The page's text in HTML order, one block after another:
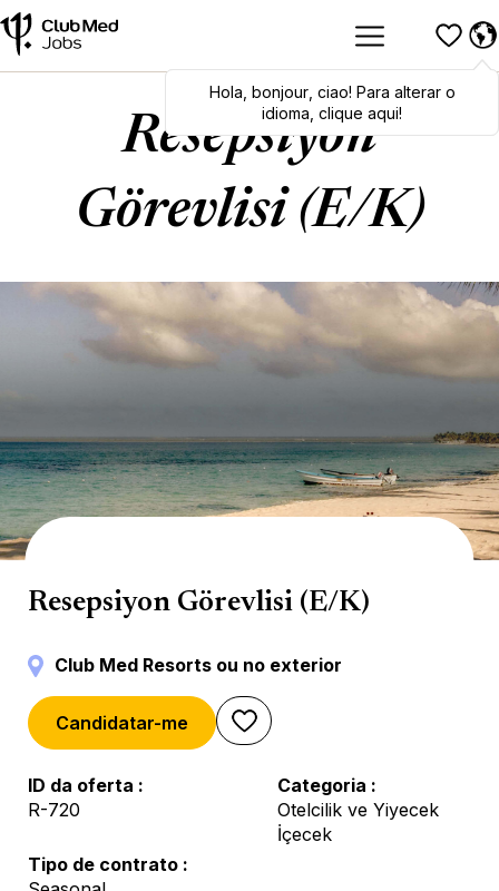
Hola,bonjour,ciao! To switch
languages, click here!
Hola bonjour, ciao! Para alterar o
idioma, clique aqui!
Resepsiyon
Görevlisi (E/K)
Reception
Resepsiyon Görevlisi (E/K)
Club Med Resorts ou no exterior
Candidatar-me
ID da oferta
R-720
Categoria
Otelcilik ve Yiyecek
İçecek
Tipo de contrato